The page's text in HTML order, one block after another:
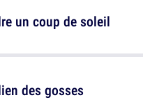
un coup de soleil
des gosses